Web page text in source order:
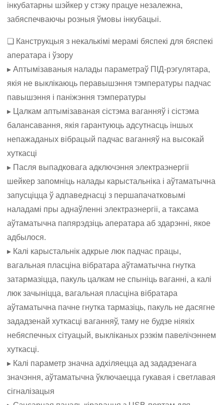
інкубатарны шэйкер у стэку працуе незалежна,
забяспечваючы розныя ўмовы інкубацыі.
❏ Канструкцыя з некалькімі мерамі бяспекі для бяспекі
аператара і ўзору
▸ Аптымізаваныя налады параметраў ПІД-рэгулятара,
якія не выклікаюць перавышэння тэмпературы падчас
павышэння і паніжэння тэмпературы
▸ Цалкам аптымізаваная сістэма ваганняў і сістэма
балансавання, якія гарантуюць адсутнасць іншых
непажаданых вібрацый падчас ваганняў на высокай
хуткасці
▸ Пасля выпадковага адключэння электраэнергіі
шейкер запомніць налады карыстальніка і аўтаматычна
запусціцца ў адпаведнасці з першапачатковымі
наладамі пры аднаўленні электраэнергіі, а таксама
аўтаматычна папярэдзіць аператара аб здарэнні, якое
адбылося.
▸ Калі карыстальнік адкрые люк падчас працы,
вагальная пласціна вібратара аўтаматычна гнутка
затармазіцца, пакуль цалкам не спыніць ваганні, а калі
люк зачыніцца, вагальная пласціна вібратара
аўтаматычна пачне гнутка тармазіць, пакуль не дасягне
зададзенай хуткасці ваганняў, таму не будзе ніякіх
небяспечных сітуацый, выкліканых рэзкім павелічэннем
хуткасці.
▸ Калі параметр значна адхіляецца ад зададзенага
значэння, аўтаматычна ўключаецца гукавая і светлавая
сігналізацыя